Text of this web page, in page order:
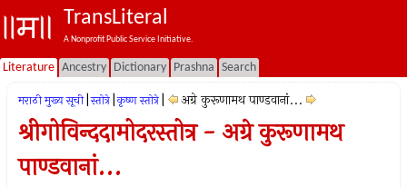
TransLiteral
A Nonprofit Public Service Initiative.
Literature Ancestry Dictionary Prashna Search
मराठी मुख्य सूची स्तोत्रे कृष्ण स्तोत्रे अग्रे कुरूणामथ पाण्डवानां...
श्रीगोविन्ददामोदरस्तोत्र - अग्रे कुरूणामथ
पाण्डवानां...